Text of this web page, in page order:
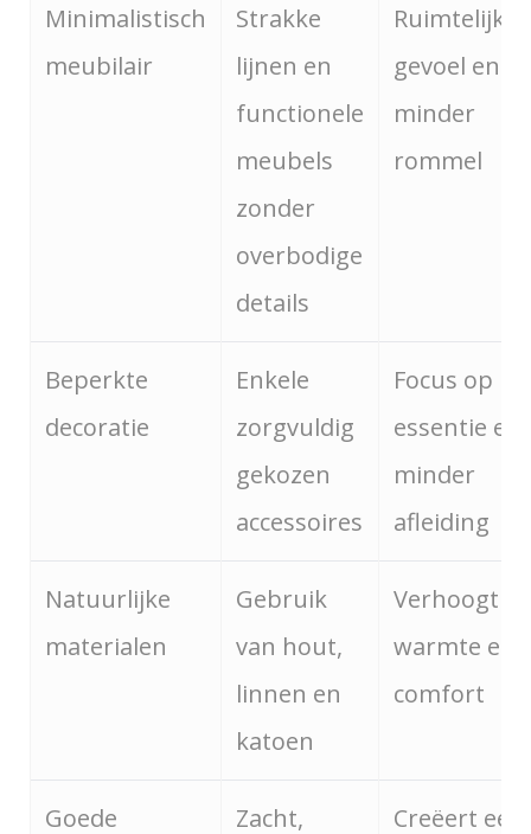
Minimalistisch
meubilair
Strakke
lijnen en
functionele
meubels
zonder
overbodige
details
Ruimtelijk
gevoel en
minder
rommel
Beperkte
decoratie
Enkele
zorgvuldig
gekozen
accessoires
Focus op
essentie en
minder
afleiding
Natuurlijke
materialen
Gebruik
van hout,
linnen en
katoen
Verhoogt
warmte en
comfort
Goede Zacht, Creëert een